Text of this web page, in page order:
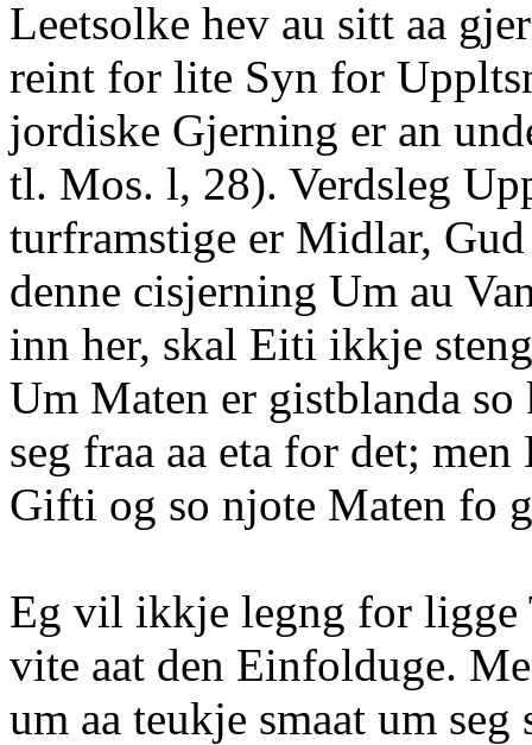
Leetsolke hev au sitt aa
reint for lite Syn for
jordiske Gjerning er an
tl. Mos. l, 28). Verdsleg
turframstige er Midlar,
denne cisjerning Um au
inn her, skal Eiti ikkje
Um Maten er gistblanda
seg fraa aa eta for det;
Gifti og so njote Maten fo
Eg vil ikkje legng for ligge
vite aat den Einfolduge.
um aa teukje smaat um